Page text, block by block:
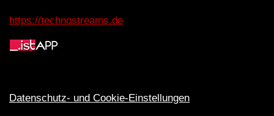
https://technostreams.de
Datenschutz- und Cookie-Einstellungen